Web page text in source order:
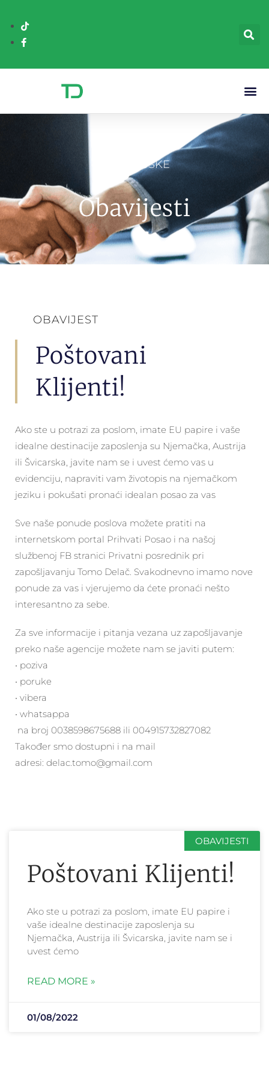
AGENCIJSKE
Obavijesti
OBAVIJEST
Poštovani
Klijenti!
Ako ste u potrazi za poslom, imate EU papire i vaše
idealne destinacije zaposlenja su Njemačka, Austrija
ili Švicarska, javite nam se i uvest ćemo vas u
evidenciju, napraviti vam životopis na njemačkom
jeziku i pokušati pronaći idealan posao za vas
Sve naše ponude poslova možete pratiti na
internetskom portal Prihvati Posao i na našoj
službenoj FB stranici Privatni posrednik pri
zapošljavanju Tomo Delač. Svakodnevno imamo nove
ponude za vas i vjerujemo da ćete pronaći nešto
interesantno za sebe.
Za sve informacije i pitanja vezana uz zapošljavanje
preko naše agencije možete nam se javiti putem:
• poziva
• poruke
• vibera
• whatsappa
na broj 0038598675688 ili 004915732827082
Također smo dostupni i na mail
adresi: delac.tomo@gmail.com
OBAVIJESTI
Poštovani Klijenti!
Ako ste u potrazi za poslom, imate EU papire i
vaše idealne destinacije zaposlenja su
Njemačka, Austrija ili Švicarska, javite nam se i
uvest ćemo
READ MORE »
01/08/2022